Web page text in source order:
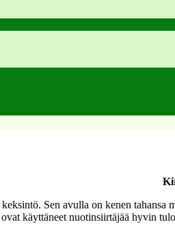
Sen avulla on kenen
käyttäneet nuotinsiirtäjää hyvin